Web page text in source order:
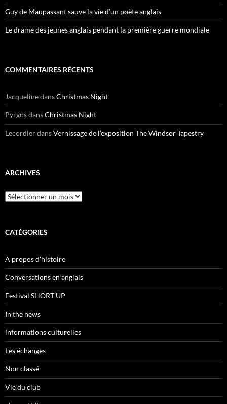
Guy de Maupassant sauve la vie d’un poète anglais
Le drame des jeunes anglais pendant la première guerre mondiale
COMMENTAIRES RÉCENTS
JacquelinedansChristmas Night
PyrgosdansChristmas Night
LecordierdansVernissage de l’exposition The Windsor Tapestry
ARCHIVES
Archives
CATÉGORIES
A propos d'histoire
Conversations en anglais
Festival SHORT UP
In the news
informations culturelles
Les échanges
Non classé
Vie du club